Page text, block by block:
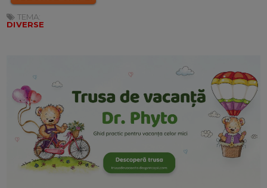
TEMA:
DIVERSE